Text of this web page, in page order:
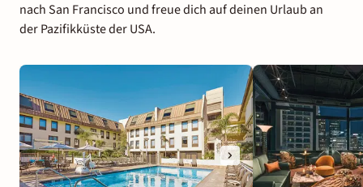
nach San Francisco und freue dich auf deinen Urlaub an
der Pazifikküste der USA.